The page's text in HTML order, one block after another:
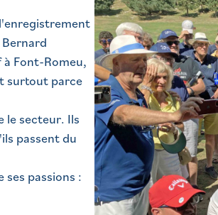
à Font-Romeu,
surtout parce
le secteur. Ils
passent du
ses passions :